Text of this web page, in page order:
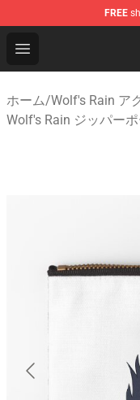
FREE
Open menu
Wolf's Rain
ホーム/Wolf's Rain ア
Wolf's Rain ジッパー